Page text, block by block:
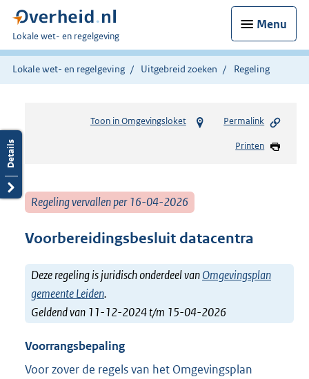
Menu
U
bent
hier:
Lokale wet- en regelgeving
Lokale wet- en regelgeving Uitgebreid zoeken Regeling
Toon in Omgevingsloket Permalink
Printen
Regeling vervallen per 16-04-2026
Voorbereidingsbesluit datacentra
Deze regeling is juridisch onderdeel vanOmgevingsplan
gemeente Leiden.
Geldend van 11-12-2024 t/m 15-04-2026
Voorrangsbepaling
Voor zover de regels van het Omgevingsplan